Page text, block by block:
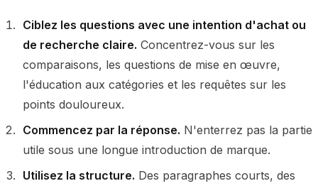
Ciblez les questions avec une intention d'achat ou
de recherche claire. Concentrez-vous sur les
comparaisons, les questions de mise en œuvre,
l'éducation aux catégories et les requêtes sur les
points douloureux.
Commencez par la réponse. N'enterrez pas la partie
utile sous une longue introduction de marque.
Utilisez la structure. Des paragraphes courts, des